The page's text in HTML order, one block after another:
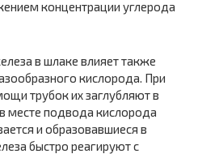
концентрации угле­рода
в шлаке влияет так­же
кислорода. При
трубок их заглубля­ют в
месте подвода кислоро­да
и образовавшиеся в
быстро реагируют с